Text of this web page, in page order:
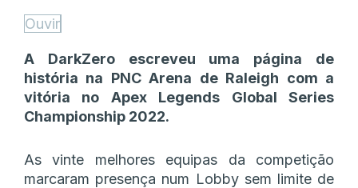
Ouvir
A DarkZero escreveu uma página de
história na PNC Arena de Raleigh com a
vitória no Apex Legends Global Series
Championship 2022.
As vinte melhores equipas da competição
marcaram presença num Lobby sem limite de